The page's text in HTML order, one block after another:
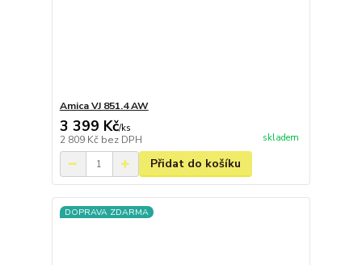
Amica VJ 851.4 AW
3 399 Kč/ks
2 809 Kč bez DPH skladem
Přidat do košíku
DOPRAVA ZDARMA